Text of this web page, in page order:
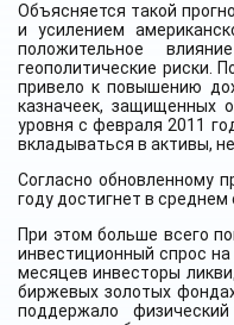
Объясняется такой
и усилением
положительное
геополитические риски.
привело к повышению
казначеек, защищенных
уровня с февраля 2011
вкладываться в активы,
Согласно обновленному
году достигнет в
При этом больше всего
инвестиционный спрос
месяцев инвесторы
биржевых золотых
поддержало